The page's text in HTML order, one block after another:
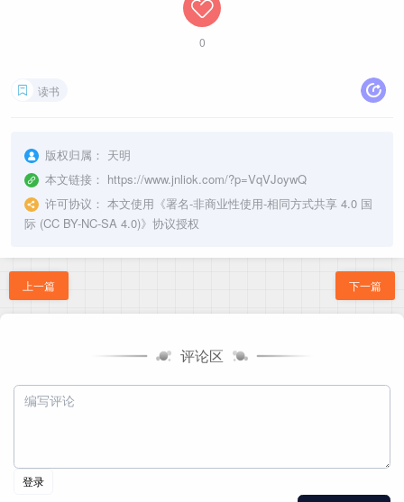
0
读书
版权归属： 天明
本文链接： https://www.jnliok.com/?p=VqVJoywQ
许可协议： 本文使用《署名-非商业性使用-相同方式共享 4.0 国
际 (CC BY-NC-SA 4.0)》协议授权
上一篇 下一篇
评论区